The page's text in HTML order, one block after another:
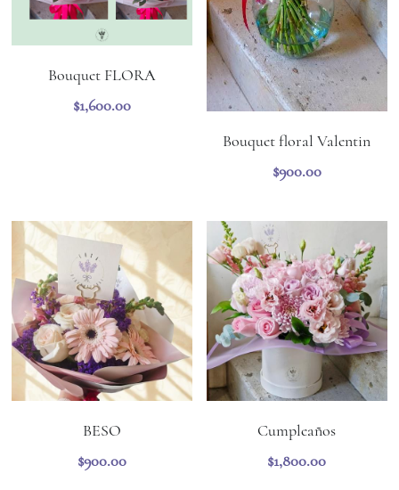
Bouquet FLORA
$1,600.00
Bouquet floral Valentin
$900.00
BESO
$900.00
Cumpleaños
$1,800.00